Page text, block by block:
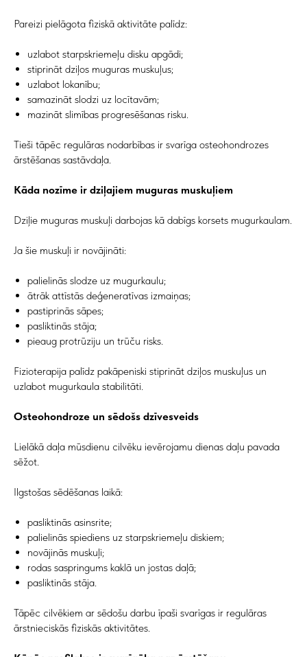
Pareizi pielāgota fiziskā aktivitāte palīdz:
uzlabot starpskriemeļu disku apgādi;
stiprināt dziļos muguras muskuļus;
uzlabot lokanību;
samazināt slodzi uz locītavām;
mazināt slimības progresēšanas risku.
Tieši tāpēc regulāras nodarbības ir svarīga osteohondrozes
ārstēšanas sastāvdaļa.
Kāda nozīme ir dziļajiem muguras muskuļiem
Dziļie muguras muskuļi darbojas kā dabīgs korsets mugurkaulam.
Ja šie muskuļi ir novājināti:
palielinās slodze uz mugurkaulu;
ātrāk attīstās deģeneratīvas izmaiņas;
pastiprinās sāpes;
pasliktinās stāja;
pieaug protrūziju un trūču risks.
Fizioterapija palīdz pakāpeniski stiprināt dziļos muskuļus un
uzlabot mugurkaula stabilitāti.
Osteohondroze un sēdošs dzīvesveids
Lielākā daļa mūsdienu cilvēku ievērojamu dienas daļu pavada
sēžot.
Ilgstošas sēdēšanas laikā:
pasliktinās asinsrite;
palielinās spiediens uz starpskriemeļu diskiem;
novājinās muskuļi;
rodas saspringums kaklā un jostas daļā;
pasliktinās stāja.
Tāpēc cilvēkiem ar sēdošu darbu īpaši svarīgas ir regulāras
ārstnieciskās fiziskās aktivitātes.